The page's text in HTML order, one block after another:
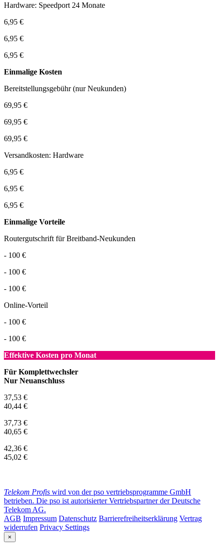
Hardware: Speedport 24 Monate
6,95 €
6,95 €
6,95 €
Einmalige Kosten
Bereitstellungsgebühr (nur Neukunden)
69,95 €
69,95 €
69,95 €
Versandkosten: Hardware
6,95 €
6,95 €
6,95 €
Einmalige Vorteile
Routergutschrift für Breitband-Neukunden
- 100 €
- 100 €
- 100 €
Online-Vorteil
- 100 €
- 100 €
Effektive Kosten pro Monat
Für Komplettwechsler
Nur Neuanschluss
37,53 €
40,44 €
37,73 €
40,65 €
42,36 €
45,02 €
Telekom Profis wird von der pso vertriebsprogramme GmbH
betrieben. Die pso ist autorisierter Vertriebspartner der Deutsche
Telekom AG.
AGB Impressum Datenschutz Barrierefreiheitserklärung Vertrag
widerrufen Privacy Settings
×